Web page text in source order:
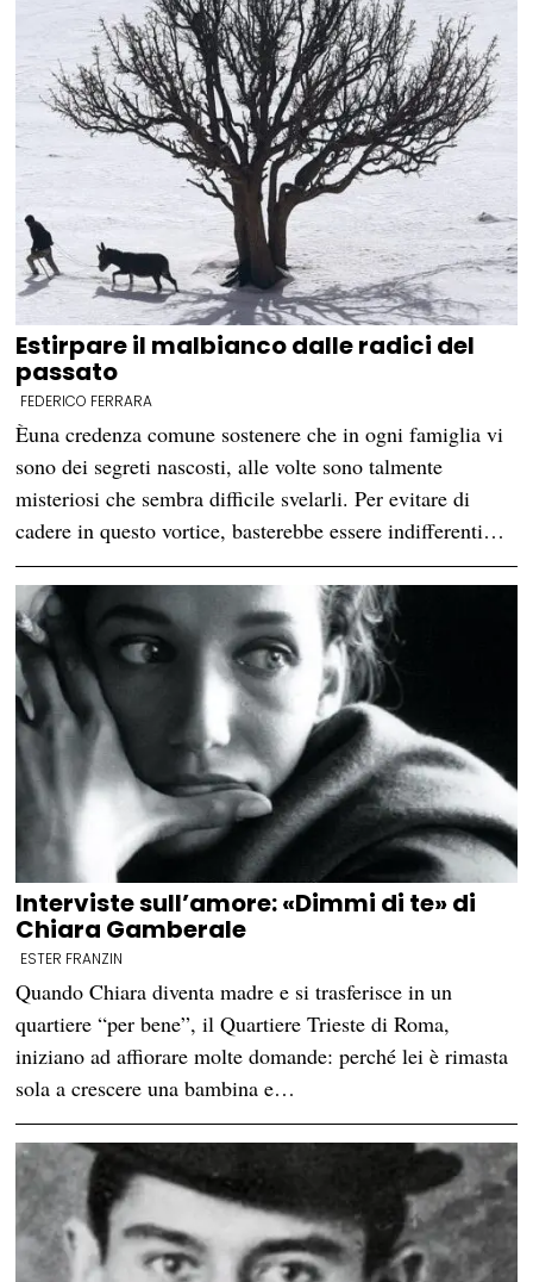
Estirpare il malbianco dalle radici del
passato
FEDERICO FERRARA
Èuna credenza comune sostenere che in ogni famiglia vi
sono dei segreti nascosti, alle volte sono talmente
misteriosi che sembra difficile svelarli. Per evitare di
cadere in questo vortice, basterebbe essere indifferenti…
Interviste sull’amore: «Dimmi di te» di
Chiara Gamberale
ESTER FRANZIN
Quando Chiara diventa madre e si trasferisce in un
quartiere “per bene”, il Quartiere Trieste di Roma,
iniziano ad affiorare molte domande: perché lei è rimasta
sola a crescere una bambina e…